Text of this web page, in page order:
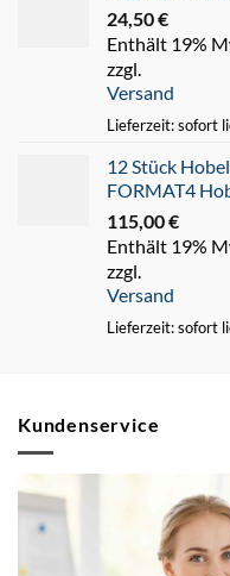
24,50€
Enthält 19%
zzgl.
Versand
Lieferzeit: sofort
12 Stück
FORMAT4
115,00€
Enthält 19%
zzgl.
Versand
Lieferzeit: sofort
Kundenservice